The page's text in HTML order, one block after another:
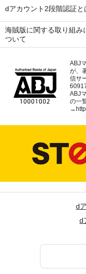
dアカウント2段階認証と
海賊版に関する取り組み
ついて
ABJ
が、
信サ
ABJ
の一
→
d
d